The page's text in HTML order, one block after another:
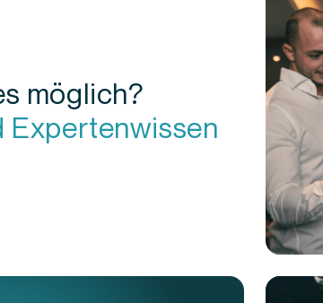
möglich?
Expertenwissen